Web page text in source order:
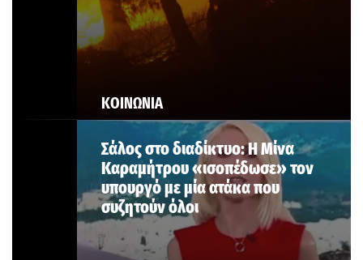
ΚΟΙΝΩΝΙΑ
Σάλος στο διαδίκτυο: Η Μίνα
Καραμήτρου «ισοπέδωσε» τον
υπουργό με μία ατάκα που
συζητούν όλοι